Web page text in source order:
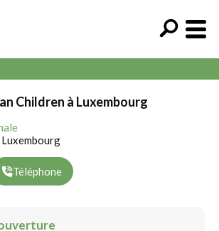
Children à Luxembourg
Téléphone